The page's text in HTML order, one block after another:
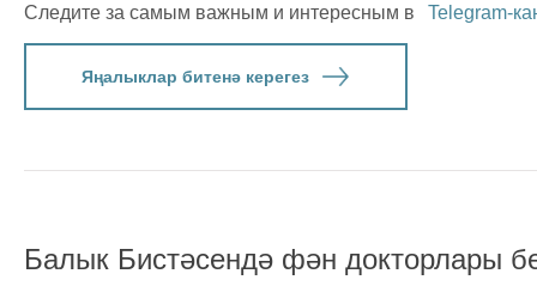
Следите за самым важным и интересным в Telegram-
Яңалыклар битенә керегез
Балык Бистәсендә фән докторлары